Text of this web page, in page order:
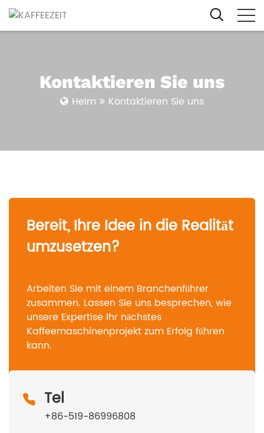
Kontaktieren Sie uns
Heim Kontaktieren Sie uns
Bereit, Ihre Idee in die Realität
umzusetzen?
Arbeiten Sie mit einem Branchenführer
zusammen. Lassen Sie uns besprechen, wie
unsere Expertise Ihr nächstes
Kaffeemaschinenprojekt zum Erfolg führen
kann.
Tel
+86-519-86996808